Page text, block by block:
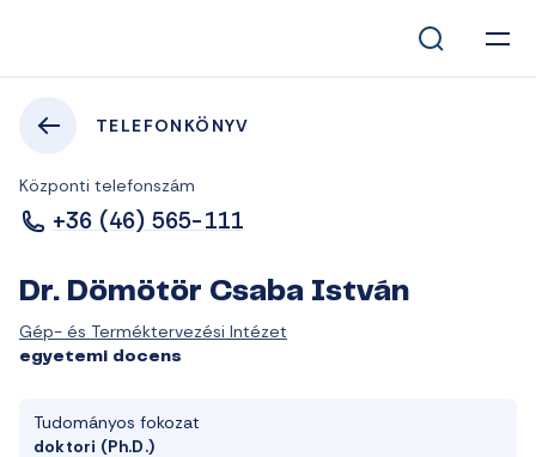
TELEFONKÖNYV
Központi telefonszám
+36 (46) 565-111
Dr. Dömötör Csaba István
Gép- és Terméktervezési Intézet
egyetemi docens
Tudományos fokozat
doktori (Ph.D.)